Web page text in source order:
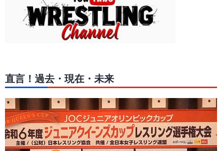
直言！過去・現在・未来